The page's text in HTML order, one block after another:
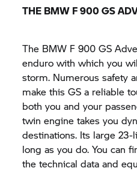
THE BMW F 900 GS
The BMW F 900 GS
enduro with which you
storm. Numerous safety
make this GS a reliable
both you and your
twin engine takes you
destinations. Its large
long as you do. You can
the technical data and